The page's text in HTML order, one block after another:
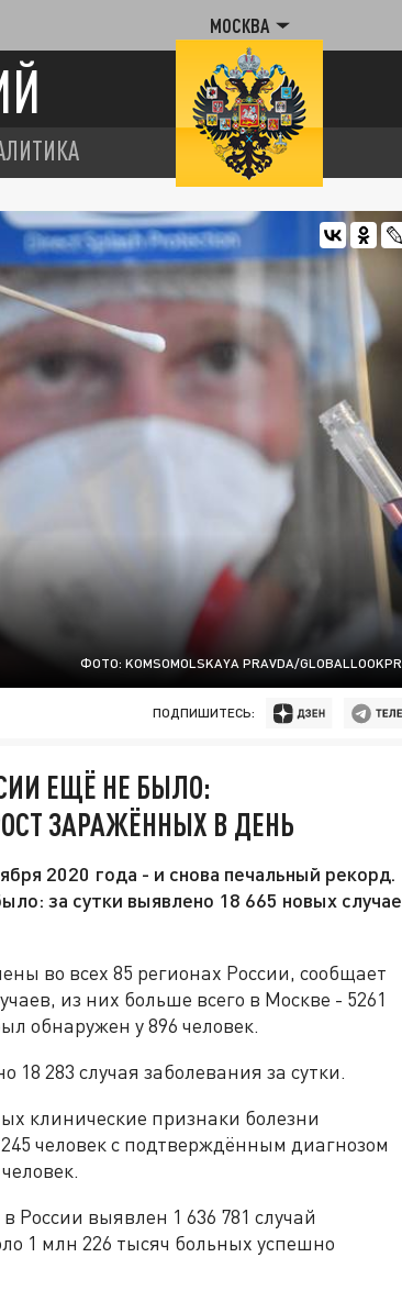
МОСКВА
ФОТО: KOMSOMOLSKAYA PRAVDA/
ПОДПИШИТЕСЬ:
ЕЩЁ НЕ БЫЛО:
ЗАРАЖЁННЫХ В ДЕНЬ
2020 года - и снова печальный рекорд.
за сутки выявлено 18 665 новых
во всех 85 регионах России, сообщает
из них больше всего в Москве - 5261
обнаружен у 896 человек.
283 случая заболевания за сутки.
клинические признаки болезни
человек с подтверждённым диагнозом
России выявлен 1 636 781 случай
1 млн 226 тысяч больных успешно